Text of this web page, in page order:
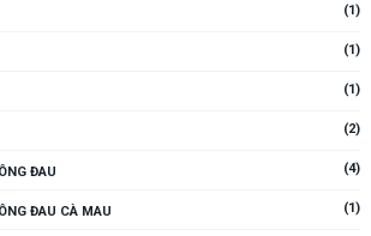
(1)
(1)
(1)
(2)
ĐAU (4)
ĐAU CÀ MAU (1)